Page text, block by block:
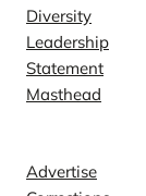
Diversity
Leadership
Statement
Masthead
Advertise